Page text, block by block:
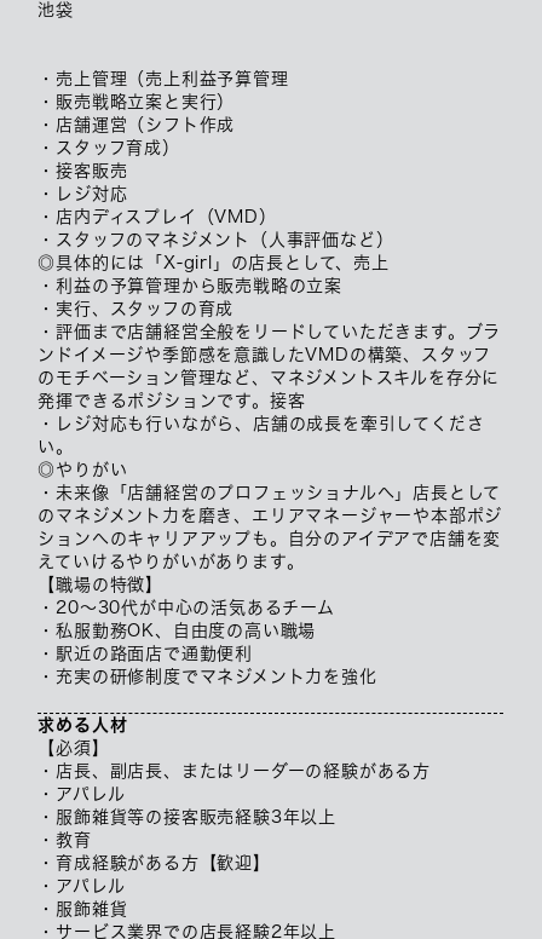
池袋
・売上管理（売上利益予算管理
・販売戦略立案と実行）
・店舗運営（シフト作成
・スタッフ育成）
・接客販売
・レジ対応
・店内ディスプレイ（VMD）
・スタッフのマネジメント（人事評価など）
◎具体的には「X-girl」の店長として、売上
・利益の予算管理から販売戦略の立案
・実行、スタッフの育成
・評価まで店舗経営全般をリードしていただきます。ブラ
ンドイメージや季節感を意識したVMDの構築、スタッフ
のモチベーション管理など、マネジメントスキルを存分に
発揮できるポジションです。接客
・レジ対応も行いながら、店舗の成長を牽引してくださ
い。
◎やりがい
・未来像「店舗経営のプロフェッショナルへ」店長として
のマネジメント力を磨き、エリアマネージャーや本部ポジ
ションへのキャリアアップも。自分のアイデアで店舗を変
えていけるやりがいがあります。
【職場の特徴】
・20～30代が中心の活気あるチーム
・私服勤務OK、自由度の高い職場
・駅近の路面店で通勤便利
・充実の研修制度でマネジメント力を強化
求める人材
【必須】
・店長、副店長、またはリーダーの経験がある方
・アパレル
・服飾雑貨等の接客販売経験3年以上
・教育
・育成経験がある方【歓迎】
・アパレル
・服飾雑貨
・サービス業界での店長経験2年以上